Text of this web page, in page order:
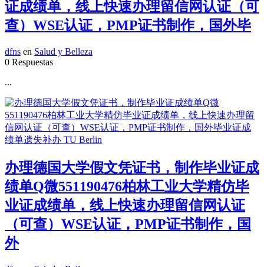
证成绩单，线上快速办理留信网认证（可
查）WSE认证，PMP证书制作，国外毕
dfns en Salud y Belleza
0 Respuestas
...
办理德国大学假文凭证书，制作毕业证成
绩单Q微551190476柏林工业大学精仿毕
业证成绩单，线上快速办理留信网认证
（可查）WSE认证，PMP证书制作，国
外